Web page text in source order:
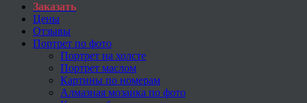
Заказать
Цены
Отзывы
Портрет по фото
Портрет на холсте
Портрет маслом
Картины по номерам
Алмазная мозаика по фото